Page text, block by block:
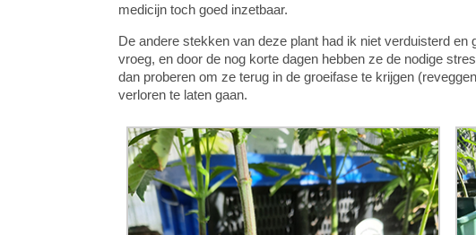
medicijn toch goed inzetbaar.
De andere stekken van deze plant had ik niet verduisterd
vroeg, en door de nog korte dagen hebben ze de nodige
dan proberen om ze terug in de groeifase te krijgen
verloren te laten gaan.